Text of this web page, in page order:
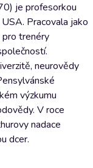
je profesorkou
Pracovala jako
pro trenéry
neurovědy
výzkumu
V roce
nadace
dcer.